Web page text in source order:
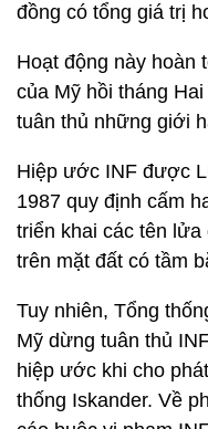
đồng có tổng giá trị
Hoạt động này hoàn
của Mỹ hồi tháng
tuân thủ những giới
Hiệp ước INF được
1987 quy định cấm
triển khai các tên
trên mặt đất có tầm
Tuy nhiên, Tổng
Mỹ dừng tuân thủ
hiệp ước khi cho
thống Iskander. Về